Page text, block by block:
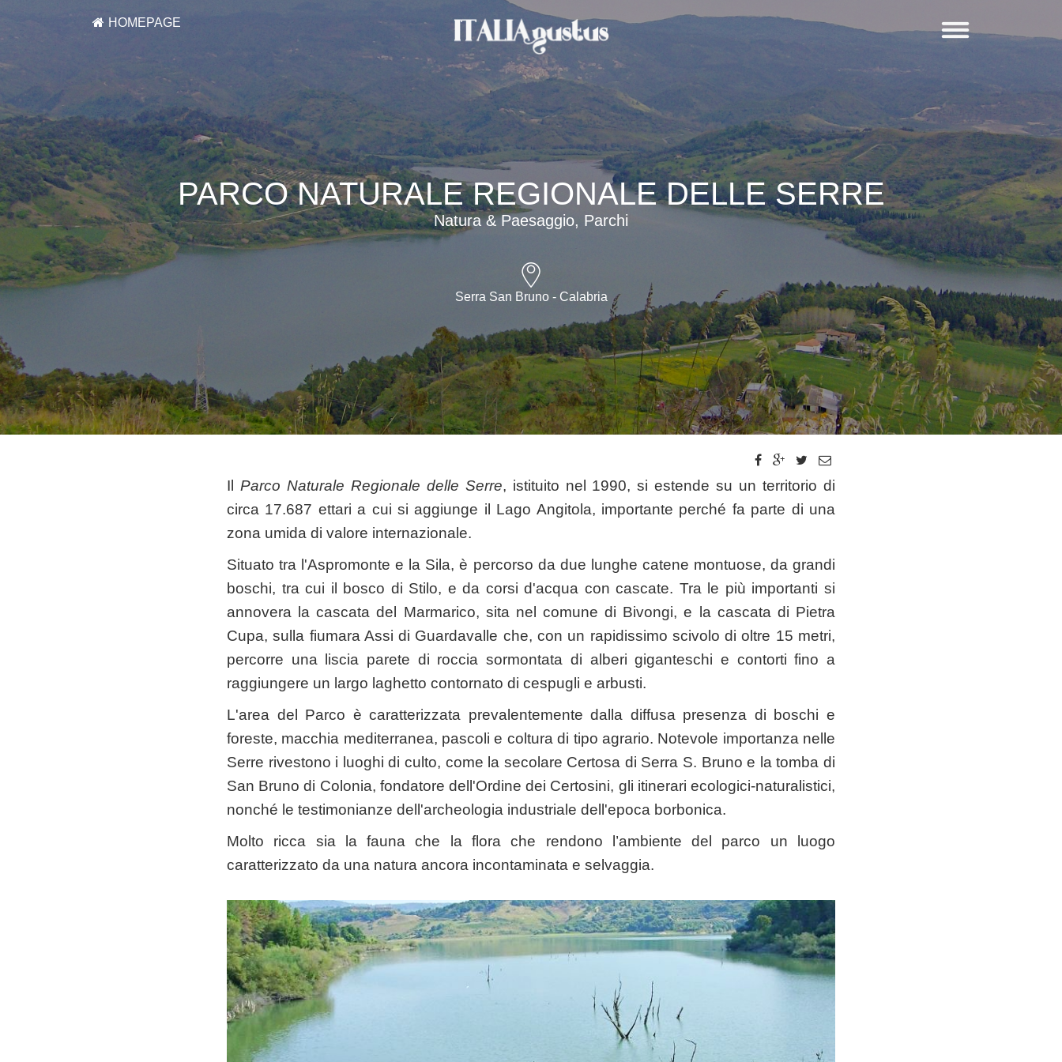
HOMEPAGE
PARCO NATURALE REGIONALE DELLE SERRE
Natura & Paesaggio, Parchi
Serra San Bruno - Calabria
Il Parco Naturale Regionale delle Serre, istituito nel 1990, si estende su un territorio di
circa 17.687 ettari a cui si aggiunge il Lago Angitola, importante perché fa parte di una
zona umida di valore internazionale.
Situato tra l'Aspromonte e la Sila, è percorso da due lunghe catene montuose, da grandi
boschi, tra cui il bosco di Stilo, e da corsi d'acqua con cascate. Tra le più importanti si
annovera la cascata del Marmarico, sita nel comune di Bivongi, e la cascata di Pietra
Cupa, sulla fiumara Assi di Guardavalle che, con un rapidissimo scivolo di oltre 15 metri,
percorre una liscia parete di roccia sormontata di alberi giganteschi e contorti fino a
raggiungere un largo laghetto contornato di cespugli e arbusti.
L'area del Parco è caratterizzata prevalentemente dalla diffusa presenza di boschi e
foreste, macchia mediterranea, pascoli e coltura di tipo agrario. Notevole importanza nelle
Serre rivestono i luoghi di culto, come la secolare Certosa di Serra S. Bruno e la tomba di
San Bruno di Colonia, fondatore dell'Ordine dei Certosini, gli itinerari ecologici-naturalistici,
nonché le testimonianze dell'archeologia industriale dell'epoca borbonica.
Molto ricca sia la fauna che la flora che rendono l’ambiente del parco un luogo
caratterizzato da una natura ancora incontaminata e selvaggia.